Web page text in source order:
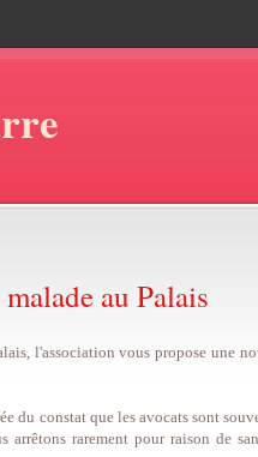
au Palais
l'association vous propose une
du constat que les avocats sont
arrêtons rarement pour raison de